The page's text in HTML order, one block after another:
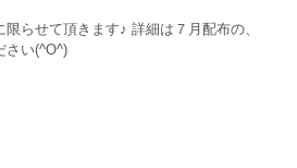
らせて頂きます♪ 詳細は７月配布の、
さい(^O^)